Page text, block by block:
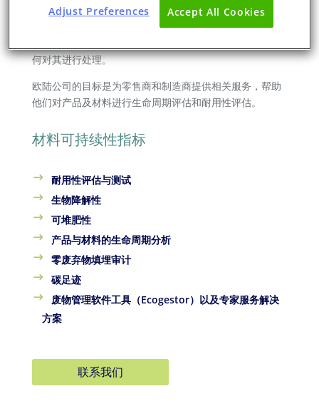
处理包装和产品所产生的废弃物是一个严重的问题。根据
何对其进行处理。
欧陆公司的目标是为零售商和制造商提供相关服务，帮助
他们对产品及材料进行生命周期评估和耐用性评估。
材料可持续性指标
耐用性评估与测试
生物降解性
可堆肥性
产品与材料的生命周期分析
零废弃物填埋审计
碳足迹
废物管理软件工具（Ecogestor）以及专家服务解决
方案
联系我们
Accept All Cookies
Adjust Preferences